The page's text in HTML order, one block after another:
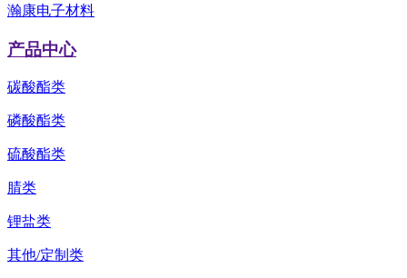
瀚康电子材料
产品中心
碳酸酯类
磷酸酯类
硫酸酯类
腈类
锂盐类
其他/定制类